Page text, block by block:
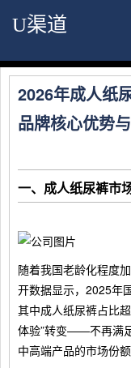
U渠道
2026年成人纸
品牌核心优势
一、成人纸尿裤市
随着我国老龄化程度
开数据显示，2025年
其中成人纸尿裤占比
体验”转变——不再满足
中高端产品的市场份额